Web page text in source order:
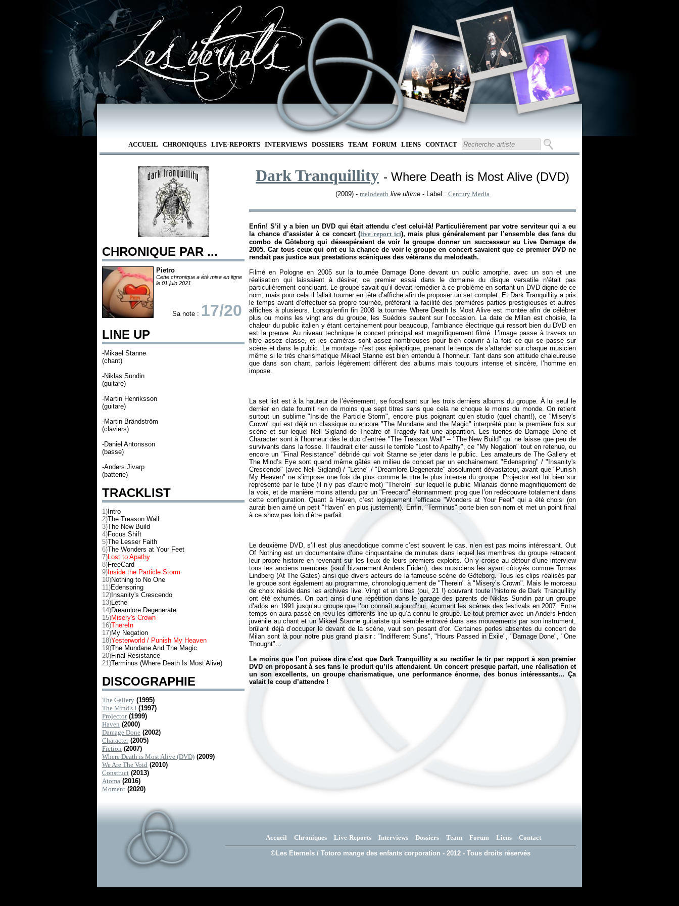
ACCUEIL CHRONIQUES LIVE-REPORTS INTERVIEWS DOSSIERS TEAM FORUM LIENS CONTACT
CHRONIQUE PAR ...
Pietro
Cette chronique a été mise en ligne
le 01 juin 2021
Sa note : 17/20
LINE UP
-Mikael Stanne
(chant)
-Niklas Sundin
(guitare)
-Martin Henriksson
(guitare)
-Martin Brändström
(claviers)
-Daniel Antonsson
(basse)
-Anders Jivarp
(batterie)
TRACKLIST
1) Intro
2)The Treason Wall
3)The New Build
4)Focus Shift
5)The Lesser Faith
6)The Wonders at Your Feet
7)Lost to Apathy
8)FreeCard
9) Inside the Particle Storm
10)Nothing to No One
11)Edenspring
12) Insanity's Crescendo
13)Lethe
14)Dreamlore Degenerate
15)Misery's Crown
16)ThereIn
17)My Negation
18)Yesterworld / Punish My Heaven
19)The Mundane And The Magic
20)Final Resistance
21)Terminus (Where Death Is Most Alive)
DISCOGRAPHIE
The Gallery (1995)
The Mind's I (1997)
Projector (1999)
Haven (2000)
Damage Done (2002)
Character (2005)
Fiction (2007)
Where Death is Most Alive (DVD) (2009)
We Are The Void (2010)
Construct (2013)
Atoma (2016)
Moment (2020)
Dark Tranquillity - Where Death is Most Alive (DVD)
(2009) -melodeath live ultime - Label :Century Media
Enfin! S’il y a bien un DVD qui était attendu c’est celui-là! Particulièrement par votre serviteur qui a eu
la chance d’assister à ce concert (live report ici), mais plus généralement par l’ensemble des fans du
combo de Göteborg qui désespéraient de voir le groupe donner un successeur au Live Damagede
2005. Car tous ceux qui ont eu la chance de voir le groupe en concert savaient que ce premier DVD ne
rendait pas justice aux prestations scéniques des vétérans du melodeath.
Filmé en Pologne en 2005 sur la tournée Damage Donedevant un public amorphe, avec un son et une
réalisation qui laissaient à désirer, ce premier essai dans le domaine du disque versatile n’était pas
particulièrement concluant. Le groupe savait qu’il devait remédier à ce problème en sortant un DVD digne de ce
nom, mais pour cela il fallait tourner en tête d’affiche afin de proposer un set complet. Et Dark Tranquillity a pris
le temps avant d’effectuer sa propre tournée, préférant la facilité des premières parties prestigieuses et autres
affiches à plusieurs. Lorsqu’enfin fin 2008 la tournée Where Death Is Most Alive est montée afin de célébrer
plus ou moins les vingt ans du groupe, les Suédois sautent sur l’occasion. La date de Milan est choisie, la
chaleur du public italien y étant certainement pour beaucoup, l’ambiance électrique qui ressort bien du DVD en
est la preuve. Au niveau technique le concert principal est magnifiquement filmé. L’image passe à travers un
filtre assez classe, et les caméras sont assez nombreuses pour bien couvrir à la fois ce qui se passe sur
scène et dans le public. Le montage n’est pas épileptique, prenant le temps de s’attarder sur chaque musicien
même si le très charismatique Mikael Stanne est bien entendu à l’honneur. Tant dans son attitude chaleureuse
que dans son chant, parfois légèrement différent des albums mais toujours intense et sincère, l’homme en
La set list est à la hauteur de l’événement, se focalisant sur les trois derniers albums du groupe. À lui seul le
dernier en date fournit rien de moins que sept titres sans que cela ne choque le moins du monde. On retient
surtout un sublime "Inside the Particle Storm", encore plus poignant qu’en studio (quel chant!), ce "Misery's
Crown" qui est déjà un classique ou encore "The Mundane and the Magic" interprété pour la première fois sur
scène et sur lequel Nell Sigland de Theatre of Tragedy fait une apparition. Les tueries de Damage Done et
Charactersont à l’honneur dès le duo d’entrée "The Treason Wall" – "The New Build" qui ne laisse que peu de
survivants dans la fosse. Il faudrait citer aussi le terrible "Lost to Apathy", ce "My Negation" tout en retenue, ou
encore un "Final Resistance" débridé qui voit Stanne se jeter dans le public. Les amateurs de The Galleryet
The Mind’s Eye sont quand même gâtés en milieu de concert par un enchainement "Edenspring" / "Insanity's
Crescendo" (avec Nell Sigland) / "Lethe" / "Dreamlore Degenerate" absolument dévastateur, avant que "Punish
My Heaven" ne s’impose une fois de plus comme le titre le plus intense du groupe. Projectorest lui bien sur
représenté par le tube (il n’y pas d’autre mot) "ThereIn" sur lequel le public Milanais donne magnifiquement de
la voix, et de manière moins attendu par un "Freecard" étonnamment prog que l’on redécouvre totalement dans
cette configuration. Quant à Haven, c’est logiquement l’efficace "Wonders at Your Feet" qui a été choisi (on
aurait bien aimé un petit "Haven" en plus justement). Enfin, "Terminus" porte bien son nom et met un point final
Le deuxième DVD, s’il est plus anecdotique comme c’est souvent le cas, n’en est pas moins intéressant. Out
Of Nothingest un documentaire d’une cinquantaine de minutes dans lequel les membres du groupe retracent
leur propre histoire en revenant sur les lieux de leurs premiers exploits. On y croise au détour d’une interview
tous les anciens membres (sauf bizarrement Anders Friden), des musiciens les ayant côtoyés comme Tomas
Lindberg (At The Gates) ainsi que divers acteurs de la fameuse scène de Göteborg. Tous les clips réalisés par
le groupe sont également au programme, chronologiquement de "Therein" à "Misery’s Crown". Mais le morceau
de choix réside dans les archives live. Vingt et un titres (oui, 21 !) couvrant toute l’histoire de Dark Tranquillity
ont été exhumés. On part ainsi d’une répétition dans le garage des parents de Niklas Sundin par un groupe
d’ados en 1991 jusqu’au groupe que l’on connaît aujourd’hui, écumant les scènes des festivals en 2007. Entre
temps on aura passé en revu les différents line up qu’a connu le groupe. Le tout premier avec un Anders Friden
juvénile au chant et un Mikael Stanne guitariste qui semble entravé dans ses mouvements par son instrument,
brûlant déjà d’occuper le devant de la scène, vaut son pesant d’or. Certaines perles absentes du concert de
Milan sont là pour notre plus grand plaisir : "Indifferent Suns", "Hours Passed in Exile", "Damage Done", "One
Thought"…
Le moins que l’on puisse dire c’est que Dark Tranquillity a su rectifier le tir par rapport à son premier
DVD en proposant à ses fans le produit qu’ils attendaient. Un concert presque parfait, une réalisation et
un son excellents, un groupe charismatique, une performance énorme, des bonus intéressants… Ça
valait le coup d’attendre !
Accueil Chroniques Live-Reports Interviews Dossiers Team Forum Liens Contact
©Les Eternels / Totoro mange des enfants corporation - 2012 - Tous droits réservés